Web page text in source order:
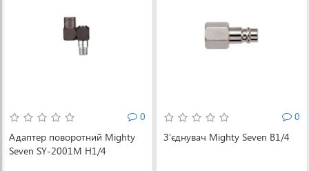
0
Адаптер поворотний Mighty
Seven SY-2001M Н1/4
0
З'єднувач Mighty Seven B1/4